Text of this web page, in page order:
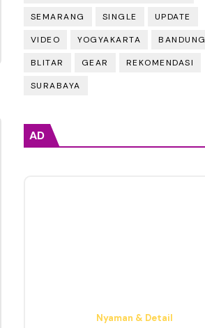
SEMARANG SINGLE UPDATE
VIDEO YOGYAKARTA BANDUNG
BLITAR GEAR REKOMENDASI
SURABAYA
AD
Mulai 1 Jutaan